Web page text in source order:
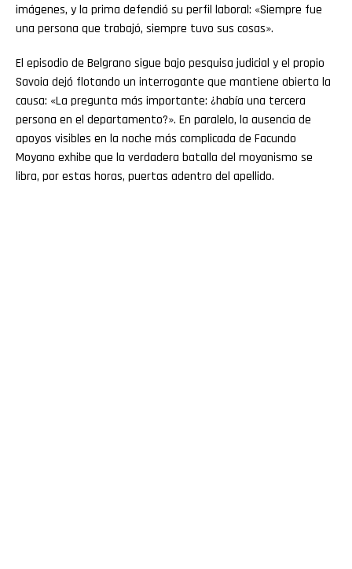
imágenes, y la prima defendió su perfil laboral: «Siempre fue
una persona que trabajó, siempre tuvo sus cosas».
El episodio de Belgrano sigue bajo pesquisa judicial y el propio
Savoia dejó flotando un interrogante que mantiene abierta la
causa: «La pregunta más importante: ¿había una tercera
persona en el departamento?». En paralelo, la ausencia de
apoyos visibles en la noche más complicada de Facundo
Moyano exhibe que la verdadera batalla del moyanismo se
libra, por estas horas, puertas adentro del apellido.